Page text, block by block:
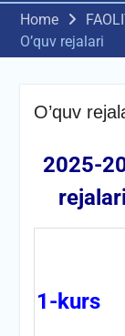
Home
O’quv rejalari
O’quv
2025-
1-kurs